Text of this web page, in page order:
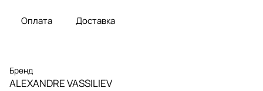
Оплата Доставка
Бренд
ALEXANDRE VASSILIEV